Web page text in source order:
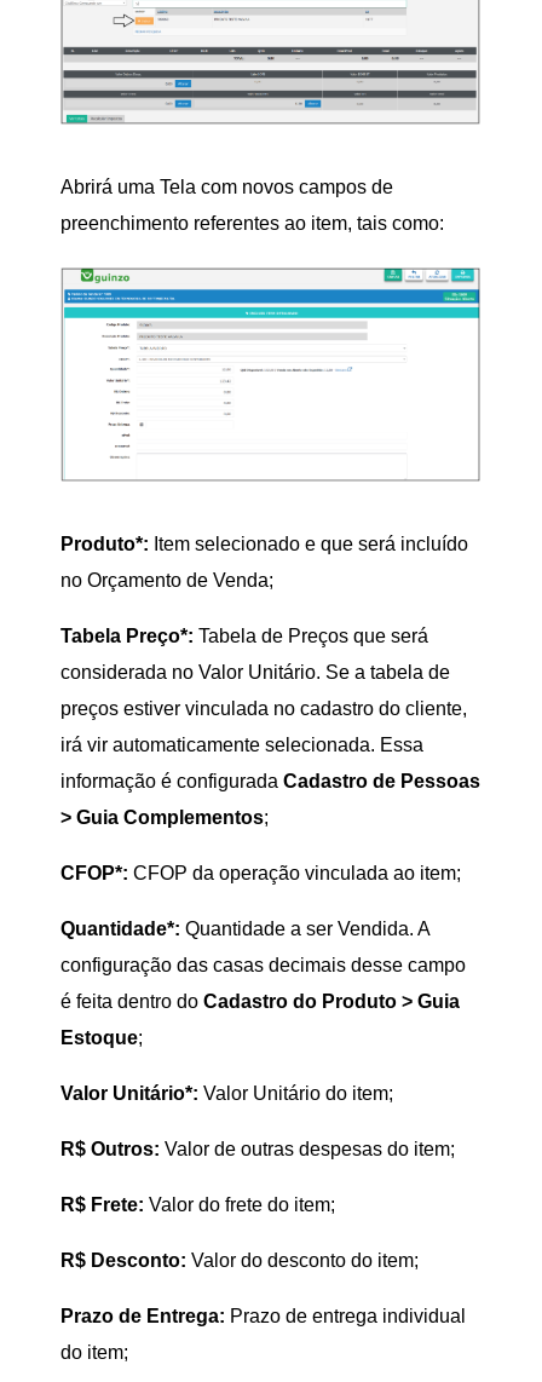
Abrirá uma Tela com novos campos de
preenchimento referentes ao item, tais como:
Produto*: Item selecionado e que será incluído
no Orçamento de Venda;
Tabela Preço*: Tabela de Preços que será
considerada no Valor Unitário. Se a tabela de
preços estiver vinculada no cadastro do cliente,
irá vir automaticamente selecionada. Essa
informação é configurada Cadastro de Pessoas
> Guia Complementos;
CFOP*: CFOP da operação vinculada ao item;
Quantidade*: Quantidade a ser Vendida. A
configuração das casas decimais desse campo
é feita dentro do Cadastro do Produto > Guia
Estoque;
Valor Unitário*: Valor Unitário do item;
R$ Outros: Valor de outras despesas do item;
R$ Frete: Valor do frete do item;
R$ Desconto: Valor do desconto do item;
Prazo de Entrega: Prazo de entrega individual
do item;